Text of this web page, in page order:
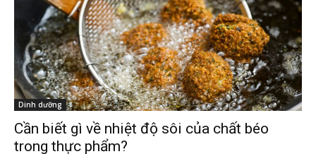
Dinh dưỡng
Cần biết gì về nhiệt độ sôi của chất béo
trong thực phẩm?